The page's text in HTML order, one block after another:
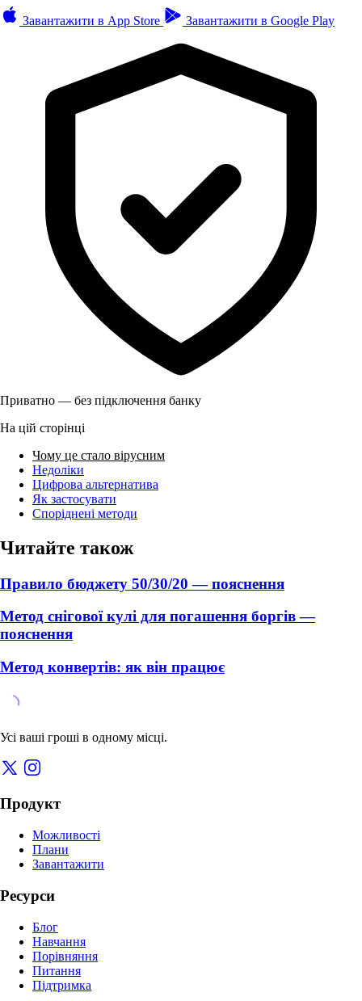
Завантажити в App Store Завантажити в Google Play
Приватно — без підключення банку
На цій сторінці
Чому це стало вірусним
Недоліки
Цифрова альтернатива
Як застосувати
Споріднені методи
Читайте також
Правило бюджету 50/30/20 — пояснення
Метод снігової кулі для погашення боргів —
пояснення
Метод конвертів: як він працює
Усі ваші гроші в одному місці.
Продукт
Можливості
Плани
Завантажити
Ресурси
Блог
Навчання
Порівняння
Питання
Підтримка